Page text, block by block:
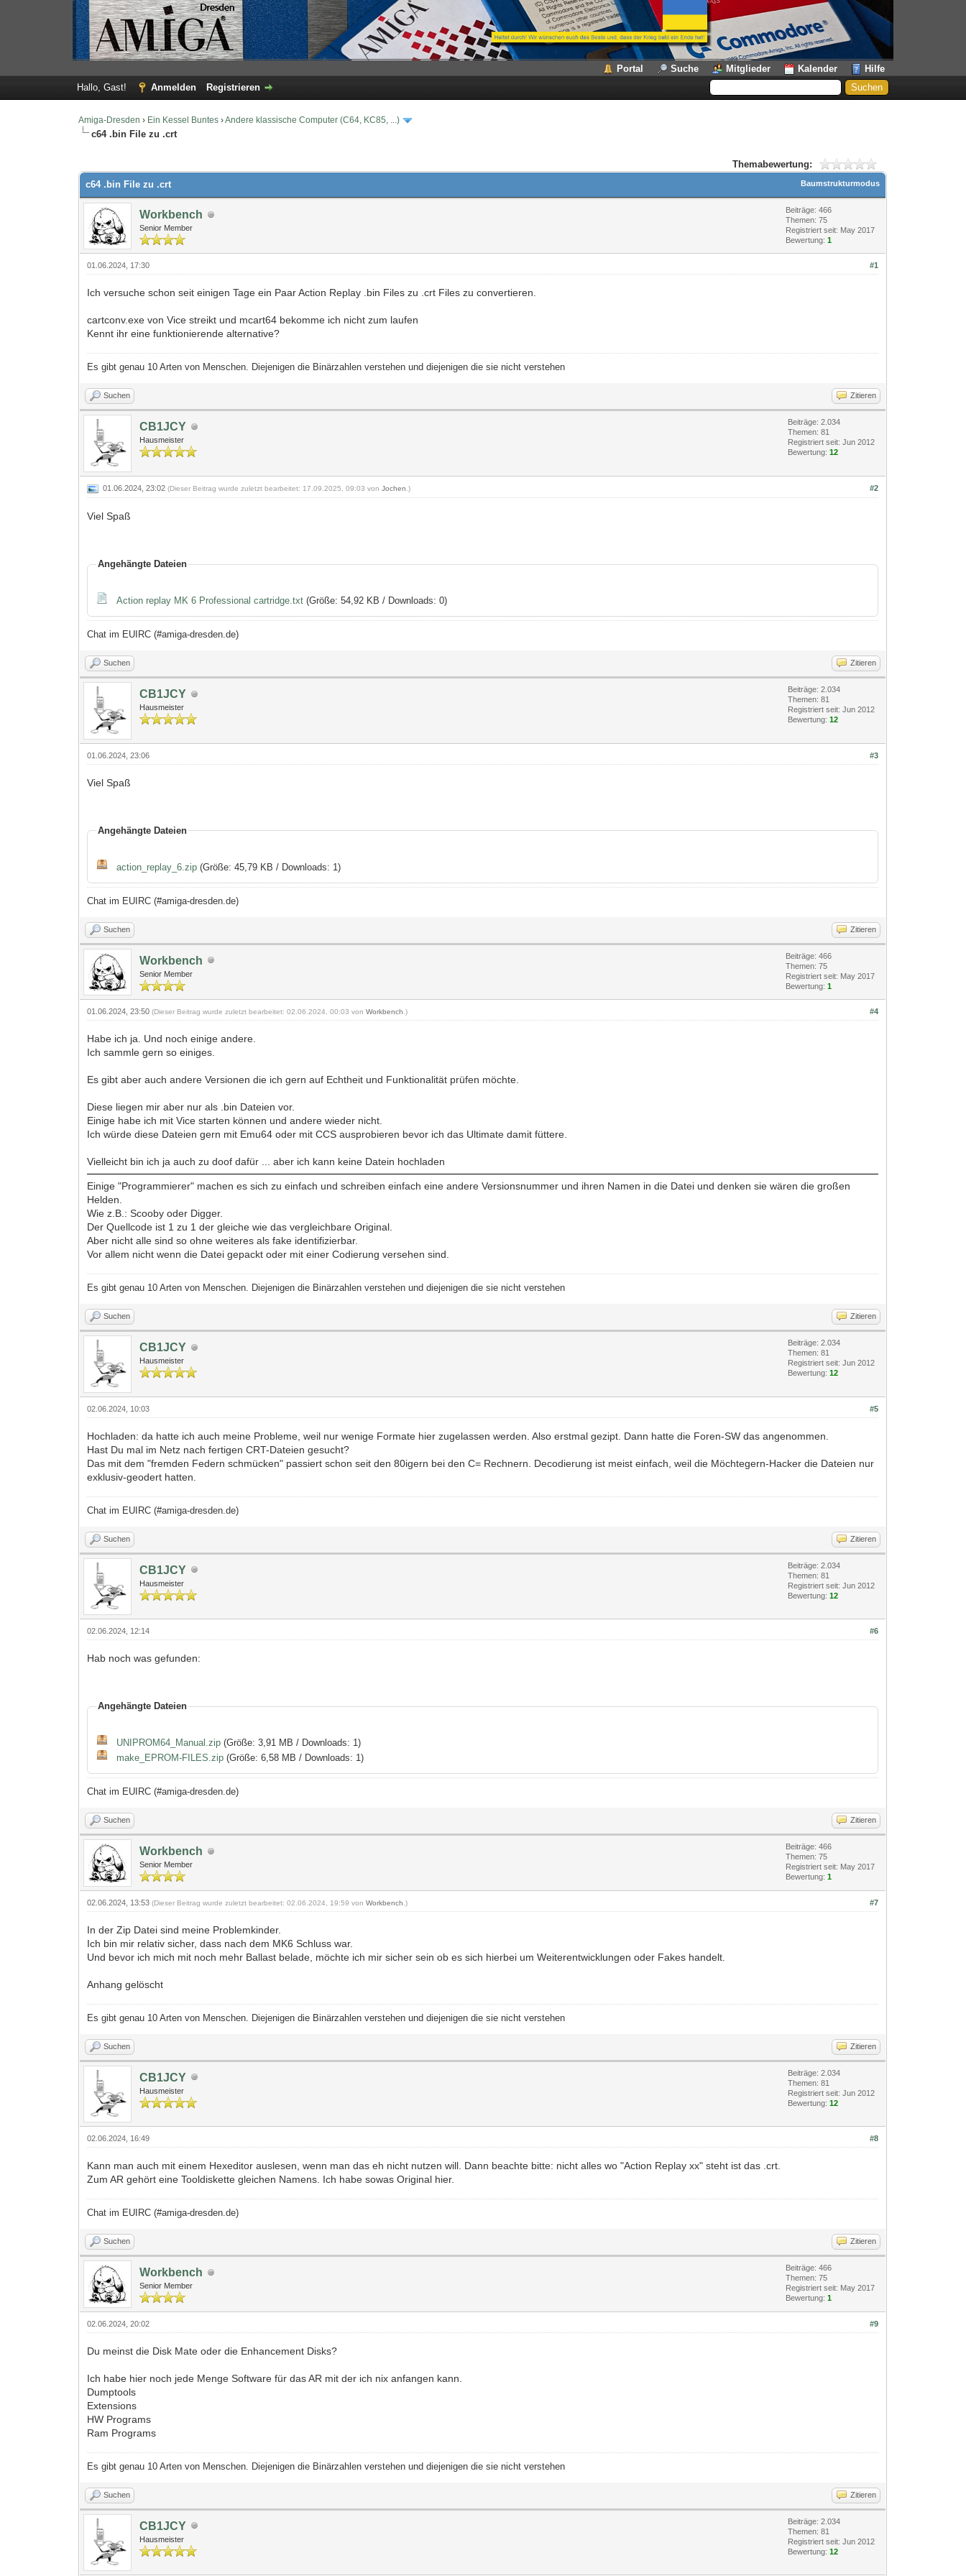
Portal Suche Mitglieder Kalender
Hilfe
Hallo, Gast!
Anmelden Registrieren
Amiga-Dresden › Ein Kessel Buntes ›Andere klassische Computer (C64, KC85, ...)
c64 .bin File zu .crt
Themabewertung:
Baumstrukturmodus
c64 .bin File zu .crt
Workbench
Senior Member
Beiträge: 466
Themen: 75
Registriert seit: May 2017
Bewertung:1
#1
01.06.2024, 17:30
Ich versuche schon seit einigen Tage ein Paar Action Replay .bin Files zu .crt Files zu convertieren.
cartconv.exe von Vice streikt und mcart64 bekomme ich nicht zum laufen
Kennt ihr eine funktionierende alternative?
Es gibt genau 10 Arten von Menschen. Diejenigen die Binärzahlen verstehen und diejenigen die sie nicht verstehen
Suchen Zitieren
CB1JCY
Hausmeister
Beiträge: 2.034
Themen: 81
Registriert seit: Jun 2012
Bewertung:12
#2
01.06.2024, 23:02(Dieser Beitrag wurde zuletzt bearbeitet: 17.09.2025, 09:03 vonJochen .)
Viel Spaß
Angehängte Dateien
Action replay MK 6 Professional cartridge.txt (Größe: 54,92 KB / Downloads: 0)
Chat im EUIRC (#amiga-dresden.de)
Suchen Zitieren
CB1JCY
Hausmeister
Beiträge: 2.034
Themen: 81
Registriert seit: Jun 2012
Bewertung:12
#3
01.06.2024, 23:06
Viel Spaß
Angehängte Dateien
action_replay_6.zip (Größe: 45,79 KB / Downloads: 1)
Chat im EUIRC (#amiga-dresden.de)
Suchen Zitieren
Workbench
Senior Member
Beiträge: 466
Themen: 75
Registriert seit: May 2017
Bewertung:1
#4
01.06.2024, 23:50(Dieser Beitrag wurde zuletzt bearbeitet: 02.06.2024, 00:03 vonWorkbench .)
Habe ich ja. Und noch einige andere.
Ich sammle gern so einiges.
Es gibt aber auch andere Versionen die ich gern auf Echtheit und Funktionalität prüfen möchte.
Diese liegen mir aber nur als .bin Dateien vor.
Einige habe ich mit Vice starten können und andere wieder nicht.
Ich würde diese Dateien gern mit Emu64 oder mit CCS ausprobieren bevor ich das Ultimate damit füttere.
Vielleicht bin ich ja auch zu doof dafür ... aber ich kann keine Datein hochladen
Einige "Programmierer" machen es sich zu einfach und schreiben einfach eine andere Versionsnummer und ihren Namen in die Datei und denken sie wären die großen
Helden.
Wie z.B.: Scooby oder Digger.
Der Quellcode ist 1 zu 1 der gleiche wie das vergleichbare Original.
Aber nicht alle sind so ohne weiteres als fake identifizierbar.
Vor allem nicht wenn die Datei gepackt oder mit einer Codierung versehen sind.
Es gibt genau 10 Arten von Menschen. Diejenigen die Binärzahlen verstehen und diejenigen die sie nicht verstehen
Suchen Zitieren
CB1JCY
Hausmeister
Beiträge: 2.034
Themen: 81
Registriert seit: Jun 2012
Bewertung:12
#5
02.06.2024, 10:03
Hochladen: da hatte ich auch meine Probleme, weil nur wenige Formate hier zugelassen werden. Also erstmal gezipt. Dann hatte die Foren-SW das angenommen.
Hast Du mal im Netz nach fertigen CRT-Dateien gesucht?
Das mit dem "fremden Federn schmücken" passiert schon seit den 80igern bei den C= Rechnern. Decodierung ist meist einfach, weil die Möchtegern-Hacker die Dateien nur
exklusiv-geodert hatten.
Chat im EUIRC (#amiga-dresden.de)
Suchen Zitieren
CB1JCY
Hausmeister
Beiträge: 2.034
Themen: 81
Registriert seit: Jun 2012
Bewertung:12
#6
02.06.2024, 12:14
Hab noch was gefunden:
Angehängte Dateien
UNIPROM64_Manual.zip (Größe: 3,91 MB / Downloads: 1)
make_EPROM-FILES.zip (Größe: 6,58 MB / Downloads: 1)
Chat im EUIRC (#amiga-dresden.de)
Suchen Zitieren
Workbench
Senior Member
Beiträge: 466
Themen: 75
Registriert seit: May 2017
Bewertung:1
#7
02.06.2024, 13:53(Dieser Beitrag wurde zuletzt bearbeitet: 02.06.2024, 19:59 vonWorkbench .)
In der Zip Datei sind meine Problemkinder.
Ich bin mir relativ sicher, dass nach dem MK6 Schluss war.
Und bevor ich mich mit noch mehr Ballast belade, möchte ich mir sicher sein ob es sich hierbei um Weiterentwicklungen oder Fakes handelt.
Anhang gelöscht
Es gibt genau 10 Arten von Menschen. Diejenigen die Binärzahlen verstehen und diejenigen die sie nicht verstehen
Suchen Zitieren
CB1JCY
Hausmeister
Beiträge: 2.034
Themen: 81
Registriert seit: Jun 2012
Bewertung:12
#8
02.06.2024, 16:49
Kann man auch mit einem Hexeditor auslesen, wenn man das eh nicht nutzen will. Dann beachte bitte: nicht alles wo "Action Replay xx" steht ist das .crt.
Zum AR gehört eine Tooldiskette gleichen Namens. Ich habe sowas Original hier.
Chat im EUIRC (#amiga-dresden.de)
Suchen Zitieren
Workbench
Senior Member
Beiträge: 466
Themen: 75
Registriert seit: May 2017
Bewertung:1
#9
02.06.2024, 20:02
Du meinst die Disk Mate oder die Enhancement Disks?
Ich habe hier noch jede Menge Software für das AR mit der ich nix anfangen kann.
Dumptools
Extensions
HW Programs
Ram Programs
Es gibt genau 10 Arten von Menschen. Diejenigen die Binärzahlen verstehen und diejenigen die sie nicht verstehen
Suchen Zitieren
CB1JCY
Hausmeister
Beiträge: 2.034
Themen: 81
Registriert seit: Jun 2012
Bewertung:12